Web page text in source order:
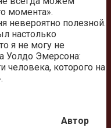
момента».
полезной.
настолько
я не могу не
Уолдо Эмерсона:
человека, которого на
Автор